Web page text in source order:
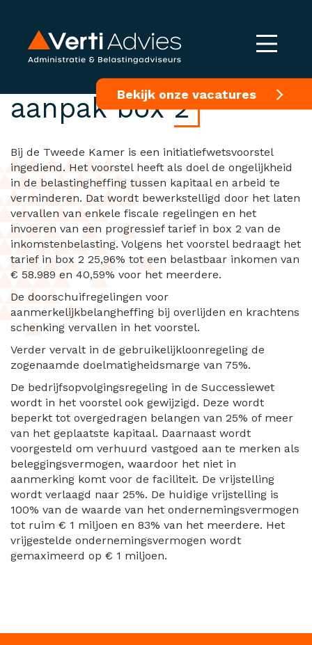
Bekijk onze vacatures
Initiatiefwetsvoorstel
aanpak box 2
Bij de Tweede Kamer is een initiatiefwetsvoorstel
ingediend. Het voorstel heeft als doel de ongelijkheid
in de belastingheffing tussen kapitaal en arbeid te
verminderen. Dat wordt bewerkstelligd door het laten
vervallen van enkele fiscale regelingen en het
invoeren van een progressief tarief in box 2 van de
inkomstenbelasting. Volgens het voorstel bedraagt het
tarief in box 2 25,96% tot een belastbaar inkomen van
€ 58.989 en 40,59% voor het meerdere.
De doorschuifregelingen voor
aanmerkelijkbelangheffing bij overlijden en krachtens
schenking vervallen in het voorstel.
Verder vervalt in de gebruikelijkloonregeling de
zogenaamde doelmatigheidsmarge van 75%.
De bedrijfsopvolgingsregeling in de Successiewet
wordt in het voorstel ook gewijzigd. Deze wordt
beperkt tot overgedragen belangen van 25% of meer
van het geplaatste kapitaal. Daarnaast wordt
voorgesteld om verhuurd vastgoed aan te merken als
beleggingsvermogen, waardoor het niet in
aanmerking komt voor de faciliteit. De vrijstelling
wordt verlaagd naar 25%. De huidige vrijstelling is
100% van de waarde van het ondernemingsvermogen
tot ruim € 1 miljoen en 83% van het meerdere. Het
vrijgestelde ondernemingsvermogen wordt
gemaximeerd op € 1 miljoen.